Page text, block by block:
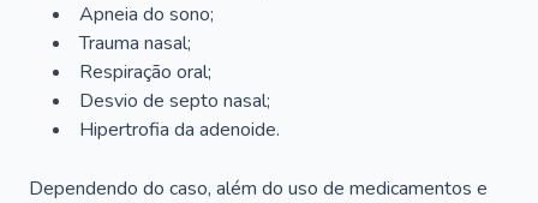
Apneia do sono;
Trauma nasal;
Respiração oral;
Desvio de septo nasal;
Hipertrofia da adenoide.
Dependendo do caso, além do uso de medicamentos e